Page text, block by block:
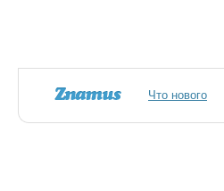
Что нового